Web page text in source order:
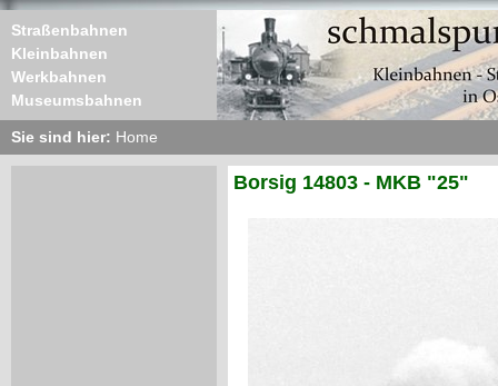
Straßenbahnen
Kleinbahnen
Werkbahnen
Museumsbahnen
Sie sind hier: Home
Borsig 14803 - MKB "25"